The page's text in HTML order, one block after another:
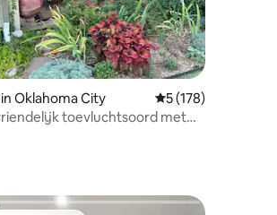
van 4,9 op 5, 128 recensies
Oklahoma City Gemiddelde
5 (178)
toevluchtsoord met